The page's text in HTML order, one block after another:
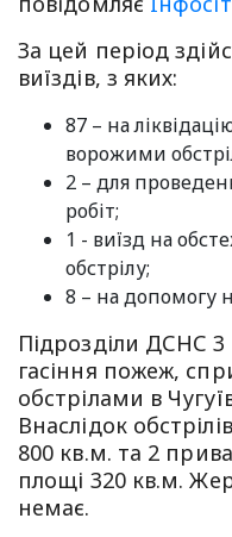
За цей період
виїздів, з яких:
87 – на
ворожими
2 – для
робіт;
1 - виїзд на
обстрілу;
8 – на допомогу
Підрозділи ДСНС 3
гасіння пожеж,
обстрілами в
Внаслідок
800 кв.м. та 2
площі 320 кв.м.
немає.